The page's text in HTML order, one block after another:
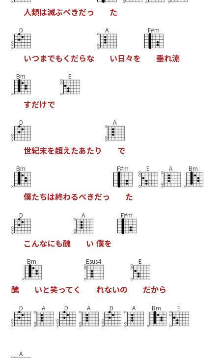
人類は滅ぶべきだっ た
D
いつまでもく だらな
A
い日々を
F#m
垂れ流
Bm
すだけで
E
D
世紀末を超えたあたり
A
で
Bm
僕たちは終わるべきだっ
F#m
た
E A Bm
D
こんなにも醜
A
い 僕を
F#m
醜
Bm
いと笑ってく
Esus4
れないの
E
だから
D A D A D A Bm E
A